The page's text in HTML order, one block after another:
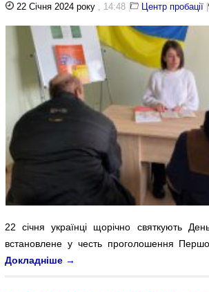
22 Січня 2024 року , 14:48 | Центр пробації |
22 січня українці щорічно святкують
встановлене у честь проголошення
Докладніше →